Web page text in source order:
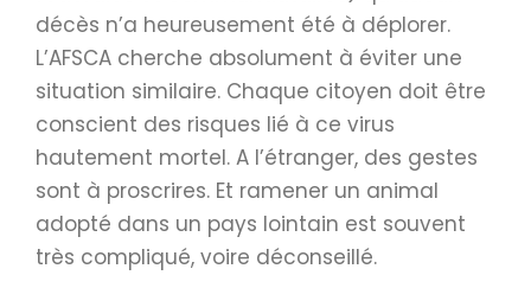
décès n’a heureusement été à déplorer.
L’AFSCA cherche absolument à éviter une
situation similaire. Chaque citoyen doit être
conscient des risques lié à ce virus
hautement mortel. A l’étranger, des gestes
sont à proscrires. Et ramener un animal
adopté dans un pays lointain est souvent
très compliqué, voire déconseillé.